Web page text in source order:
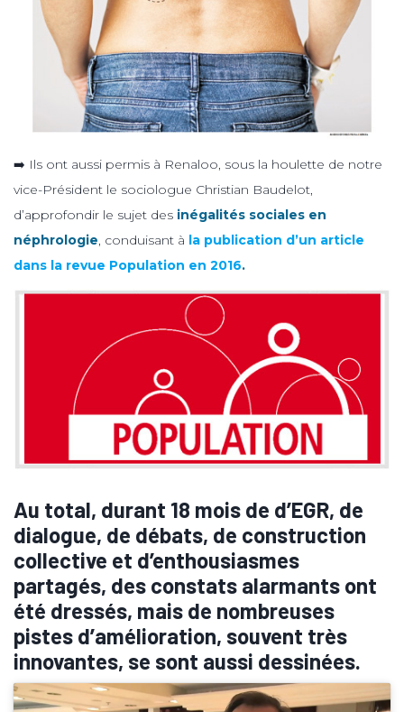
➡️ Ils ont aussi permis à Renaloo, sous la houlette de notre
vice-Président le sociologue Christian Baudelot,
d’approfondir le sujet des inégalités sociales en
néphrologie, conduisant à la publication d’un article
dans la revue Population en 2016.
Au total, durant 18 mois de d’EGR, de
dialogue, de débats, de construction
collective et d’enthousiasmes
partagés, des constats alarmants ont
été dressés, mais de nombreuses
pistes d’amélioration, souvent très
innovantes, se sont aussi dessinées.